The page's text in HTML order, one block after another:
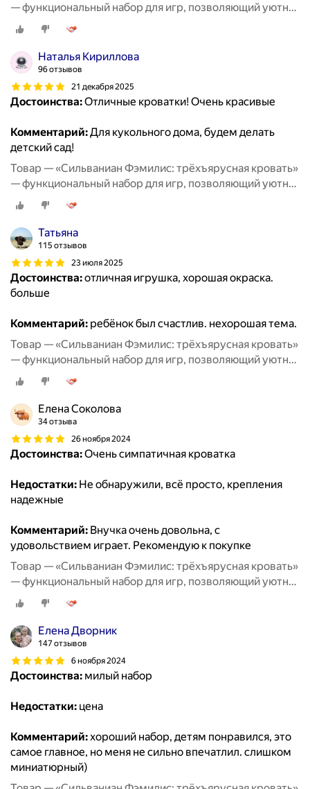
— функциональный набор для игр, позволяющий уютно
разместить любимых персонажей и придумать
множество тёплых историй о совместном отдыхе и
дружеских посиделках
Наталья Кириллова
96 отзывов
21 декабря 2025
Достоинства:Отличные кроватки! Очень красивые
Комментарий:Для кукольного дома, будем делать
детский сад!
Товар — «Сильваниан Фэмилис: трёхъярусная кровать»
— функциональный набор для игр, позволяющий уютно
разместить любимых персонажей и придумать
множество тёплых историй о совместном отдыхе и
дружеских посиделках
Татьяна
115 отзывов
23 июля 2025
Достоинства:отличная игрушка, хорошая окраска.
больше
Комментарий: ребёнок был счастлив. нехорошая тема.
Товар — «Сильваниан Фэмилис: трёхъярусная кровать»
— функциональный набор для игр, позволяющий уютно
разместить любимых персонажей и придумать
множество тёплых историй о совместном отдыхе и
дружеских посиделках
Елена Соколова
34 отзыва
26 ноября 2024
Достоинства:Очень симпатичная кроватка
Недостатки: Не обнаружили, всё просто, крепления
надежные
Комментарий: Внучка очень довольна, с
удовольствием играет. Рекомендую к покупке
Товар — «Сильваниан Фэмилис: трёхъярусная кровать»
— функциональный набор для игр, позволяющий уютно
разместить любимых персонажей и придумать
множество тёплых историй о совместном отдыхе и
дружеских посиделках
Елена Дворник
147 отзывов
6 ноября 2024
Достоинства: милый набор
Недостатки: цена
Комментарий:хороший набор, детям понравился, это
самое главное, но меня не сильно впечатлил. слишком
миниатюрный)